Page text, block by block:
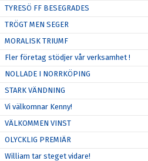
TYRESÖ FF BESEGRADES
TRÖGT MEN SEGER
MORALISK TRIUMF
Fler företag stödjer vår verksamhet !
NOLLADE I NORRKÖPING
STARK VÄNDNING
Vi välkomnar Kenny!
VÄLKOMMEN VINST
OLYCKLIG PREMIÄR
William tar steget vidare!